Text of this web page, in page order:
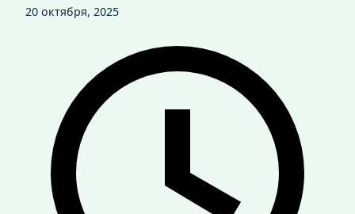
20 октября, 2025